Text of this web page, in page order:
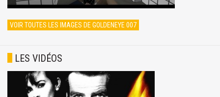
VOIR TOUTES LES IMAGES DE GOLDENEYE 007
LES VIDÉOS